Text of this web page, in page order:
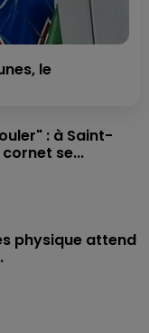
le
: à Saint-
se...
physique attend